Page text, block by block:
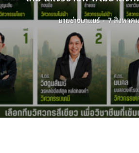
นายช่างมาแชร์ - 7 สิงหาค